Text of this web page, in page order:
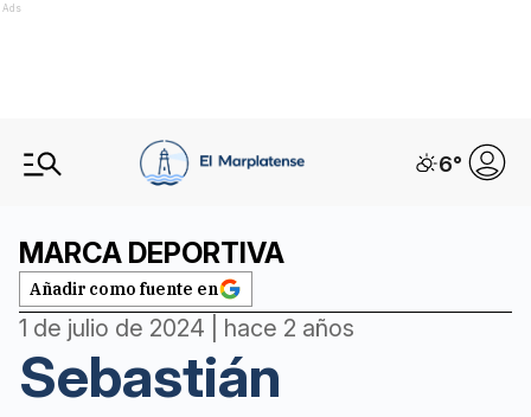
Ads
6°
MARCA DEPORTIVA
Añadir como fuente en
1 de julio de 2024 | hace 2 años
Sebastián